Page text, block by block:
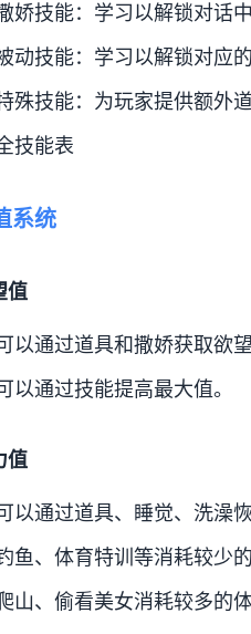
娇技能：学习以解锁对话
动技能：学习以解锁对应
殊技能：为玩家提供额外
技能表
系统
值
以通过道具和撒娇获取欲望
以通过技能提高最大值。
值
以通过道具、睡觉、洗澡
鱼、体育特训等消耗较少的
山、偷看美女消耗较多的体